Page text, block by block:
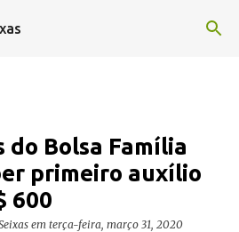
o conteúdo principal
do Bolsa Família
primeiro auxílio
600
em terça-feira, março 31, 2020